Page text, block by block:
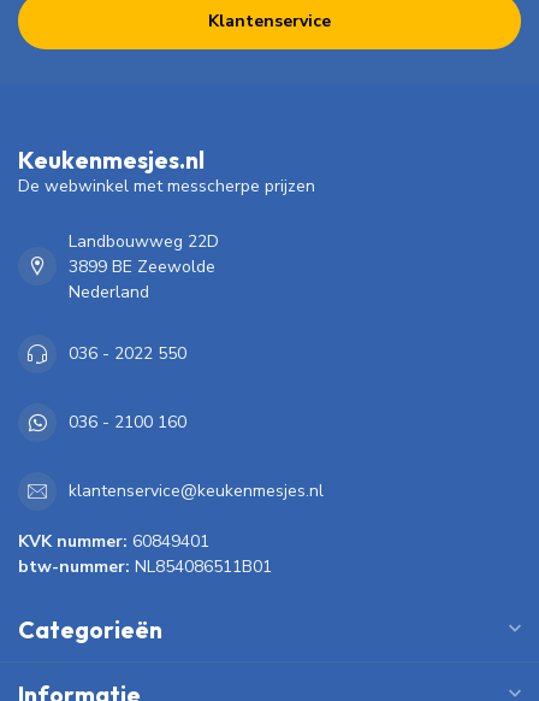
Klantenservice
Keukenmesjes.nl
De webwinkel met messcherpe prijzen
Landbouwweg 22D
3899 BE Zeewolde
Nederland
036 - 2022 550
036 - 2100 160
klantenservice@keukenmesjes.nl
KVK nummer: 60849401
btw-nummer: NL854086511B01
Categorieën
Informatie